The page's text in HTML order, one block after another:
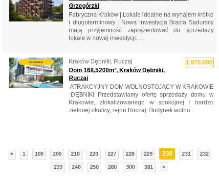
Grzegórzki
Fabryczna Kraków | Lokale idealne na wynajem krótko
i długoterminowy | Nowa inwestycja Bracia Sadurscy
mają przyjemność zaprezentować do sprzedaży
lokale w nowej inwestycji. ...
1.970.000
Kraków Dębniki, Ruczaj
Dom 168,5200m², Kraków Dębniki,
Ruczaj
​ ATRAKCYJNY DOM WOLNOSTOJĄCY W KRAKOWIE
-DĘBNIKI Przedstawiamy ofertę sprzedaży domu w
Krakowie, zlokalizowanego w spokojnej i bardzo
zielonej okolicy, rejon Ruczaj. Budynek wolno...
< 1 100 200 210 220 227 228 229 230 231 232
233 240 250 260 300 381 >